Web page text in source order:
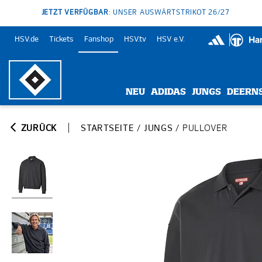
JETZT VERFÜGBAR: UNSER AUSWÄRTSTRIKOT 26/27
HSV.de Tickets Fanshop HSV.tv HSV e.V.
NEU ADIDAS JUNGS
ZURÜCK STARTSEITE / JUNGS / PULLOVER